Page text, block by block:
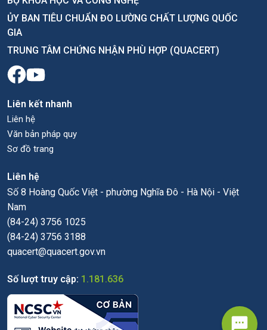
ỦY BAN TIÊU CHUẨN ĐO LƯỜNG CHẤT LƯỢNG QUỐC
GIA
TRUNG TÂM CHỨNG NHẬN PHÙ HỢP (QUACERT)
Liên kết nhanh
Liên hệ
Văn bản pháp quy
Sơ đồ trang
Liên hệ
Số 8 Hoàng Quốc Việt - phường Nghĩa Đô - Hà Nội - Việt
Nam
(84-24) 3756 1025
(84-24) 3756 3188
quacert@quacert.gov.vn
Số lượt truy cập: 1.181.636